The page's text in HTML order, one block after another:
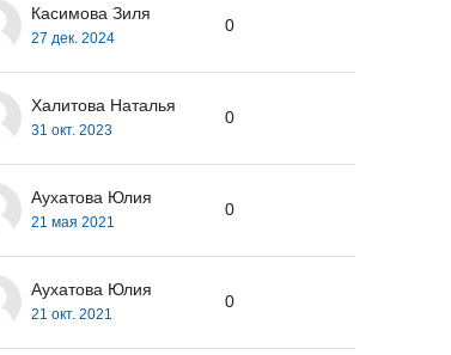
Касимова Зиля
27 дек. 2024
0
Халитова Наталья
31 окт. 2023
0
Аухатова Юлия
21 мая 2021
0
Аухатова Юлия
21 окт. 2021
0